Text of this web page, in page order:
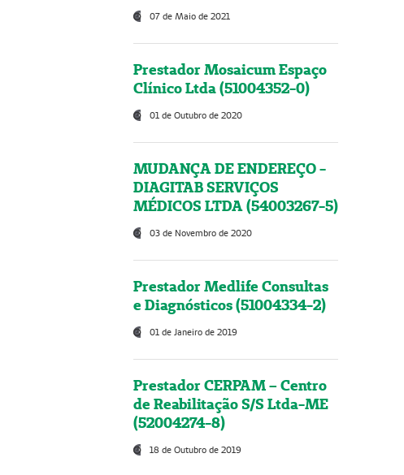
07 de Maio de 2021
Prestador Mosaicum Espaço
Clínico Ltda (51004352-0)
01 de Outubro de 2020
MUDANÇA DE ENDEREÇO -
DIAGITAB SERVIÇOS
MÉDICOS LTDA (54003267-5)
03 de Novembro de 2020
Prestador Medlife Consultas
e Diagnósticos (51004334-2)
01 de Janeiro de 2019
Prestador CERPAM – Centro
de Reabilitação S/S Ltda-ME
(52004274-8)
18 de Outubro de 2019